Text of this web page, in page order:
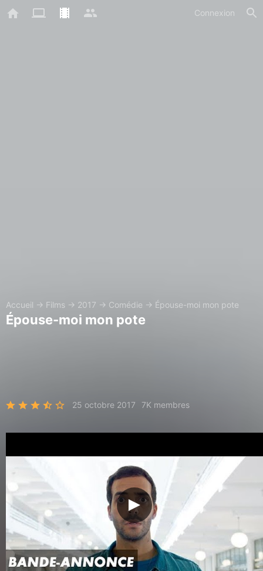
Connexion
Accueil → Films → 2017 → Comédie → Épouse-moi mon pote
Épouse-moi mon pote
25 octobre 2017 7K membres